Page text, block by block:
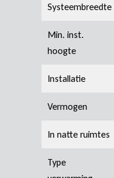
Systeembreedte
Min. inst.
hoogte
Installatie
Vermogen
In natte ruimtes
Type